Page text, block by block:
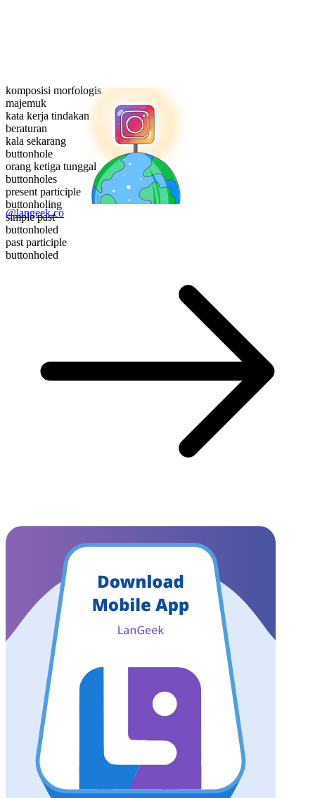
komposisi morfologis
majemuk
kata kerja tindakan
beraturan
kala sekarang
buttonhole
orang ketiga tunggal
buttonholes
present participle
buttonholing
simple past
buttonholed
past participle
buttonholed
@langeek.co